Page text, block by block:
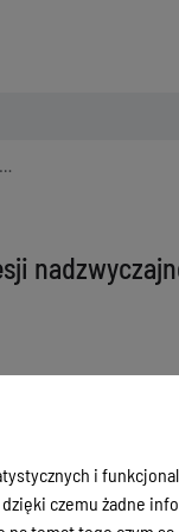
i
czemu żadne